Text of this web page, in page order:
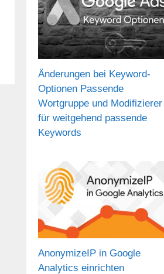
Änderungen bei Keyword-
Optionen Passende
Wortgruppe und Modifizierer
für weitgehend passende
Keywords
AnonymizeIP in Google
Analytics einrichten